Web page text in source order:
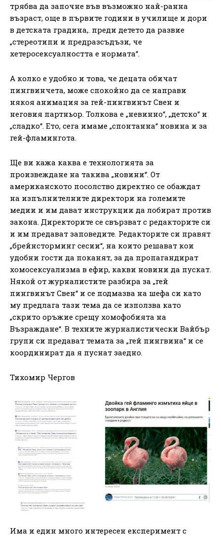
трябва да започне във възможно най-ранна
възраст, още в първите години в училище и дори
в детската градина,. преди детето да развие
„стереотипи и предразсъдъзи, че
хетеросексуалността е нормата“.
А колко е удобно и това, че децата обичат
пингвинчета, може спокойно да се направи
някоя анимация за гей-пингвинът Свен и
неговия партньор. Толкова е „невинно“, „детско“ и
„сладко“. Ето, сега имаме „спонтанна“ новина и за
гей-фламингота.
Ще ви кажа каква е технологията за
произвеждане на такива „новини“. От
американското посолство директно се обаждат
на изпълнителните директори на големите
медии и им дават инструкции да лобират против
закона. Директорите се свързват с редакторите си
и им предават заповедите. Редакторите си правят
„брейнсторминг сесии“, на които решават кои
удобни гости да поканят, за да пропагандират
хомосексуализма в ефир, какви новини да пускат.
Някой от журналистите разбира за „гей
пингвинът Свен“ и се подмазва на шефа си като
му предлага тази тема да се използва като
„скрито оръжие срещу хомофобията на
Възраждане“. В техните журналистически Вайбър
групи си предават темата за „гей пингвина“ и се
координират да я пуснат заедно.
Тихомир Чергов
Има и един много интересен експеримент с